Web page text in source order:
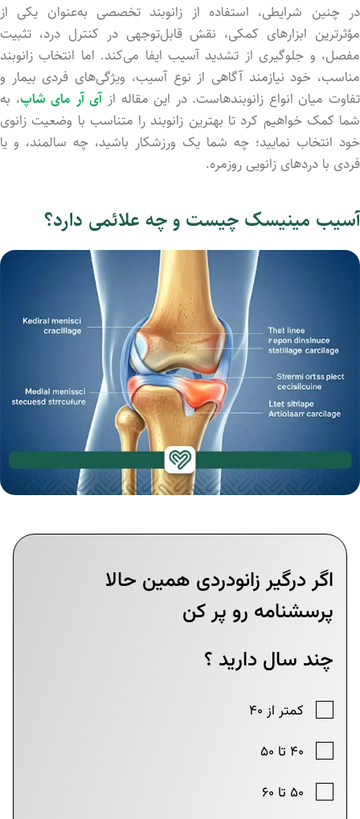
درچنین شرایطی، استفاده از زانوبند تخصصی به‌عنوان یکی از
مؤثرترین ابزارهای کمکی، نقشقابل‌توجهیدر کنترلدرد، تثبیت
مفصل، و جلوگیری از تشدید آسیب ایفا می‌کند. اما انتخاب زانوبند
مناسب، خود نیازمندآگاهی از نوعآسیب، ویژگی‌های فردی بیمار و
تفاوت میان انواع زانوبندهاست.در این مقاله ازآی آر مای شاپ، به
شما کمکخواهیم کردتا بهترین زانوبند را متناسب با وضعیت زانوی
خود انتخاب نمایید؛ چه شما یک ورزشکار باشید، چه سالمند، و یا
فردی با دردهای زانویی روزمره.
آسیب مینیسک چیست و چه علائمی دارد؟